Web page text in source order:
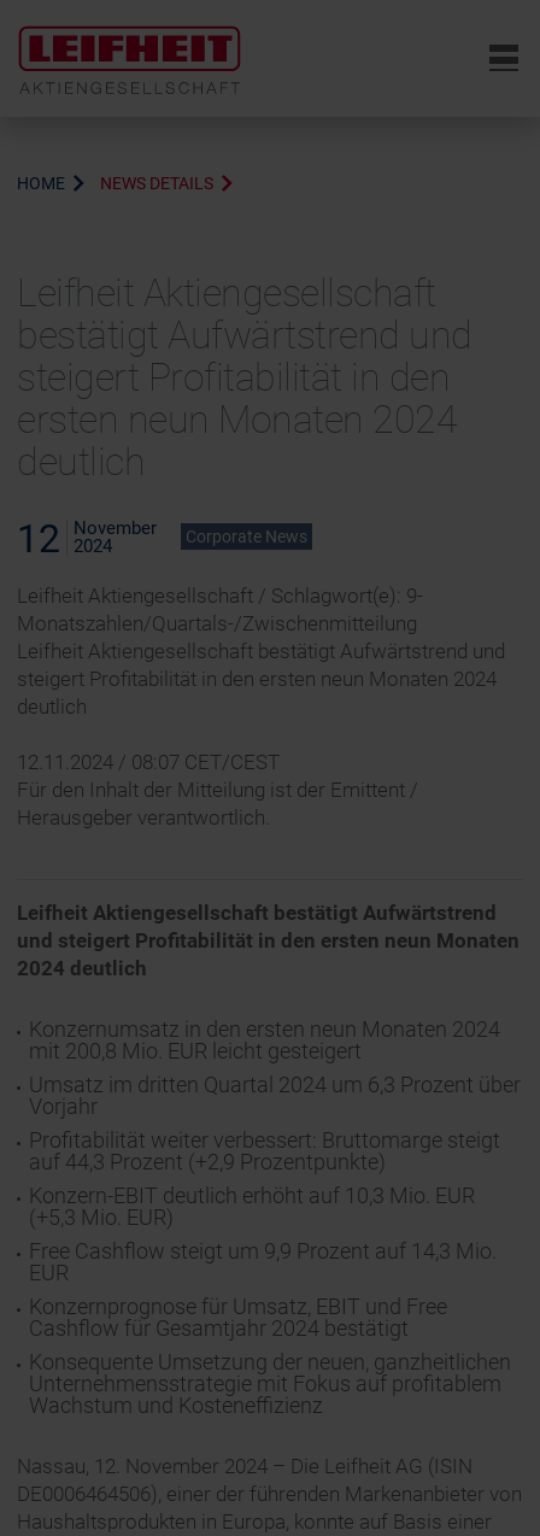
6
HOME NEWS DETAILS
Leifheit Aktiengesellschaft
bestätigt Aufwärtstrend und
steigert Profitabilität in den
ersten neun Monaten 2024
deutlich
12
November
2024
Corporate News
Leifheit Aktiengesellschaft / Schlagwort(e): 9-
Monatszahlen/Quartals-/Zwischenmitteilung
Leifheit Aktiengesellschaft bestätigt Aufwärtstrend und
steigert Profitabilität in den ersten neun Monaten 2024
deutlich
12.11.2024 / 08:07 CET/CEST
Für den Inhalt der Mitteilung ist der Emittent /
Herausgeber verantwortlich.
Leifheit Aktiengesellschaft bestätigt Aufwärtstrend
und steigert Profitabilität in den ersten neun Monaten
2024 deutlich
Konzernumsatz in den ersten neun Monaten 2024
mit 200,8 Mio. EUR leicht gesteigert
Umsatz im dritten Quartal 2024 um 6,3 Prozent über
Vorjahr
Profitabilität weiter verbessert: Bruttomarge steigt
auf 44,3 Prozent (+2,9 Prozentpunkte)
Konzern-EBIT deutlich erhöht auf 10,3 Mio. EUR
(+5,3 Mio. EUR)
Free Cashflow steigt um 9,9 Prozent auf 14,3 Mio.
EUR
Konzernprognose für Umsatz, EBIT und Free
Cashflow für Gesamtjahr 2024 bestätigt
Konsequente Umsetzung der neuen, ganzheitlichen
Unternehmensstrategie mit Fokus auf profitablem
Wachstum und Kosteneffizienz
Nassau, 12. November 2024 – Die Leifheit AG (ISIN
DE0006464506), einer der führenden Markenanbieter von
Haushaltsprodukten in Europa, konnte auf Basis einer